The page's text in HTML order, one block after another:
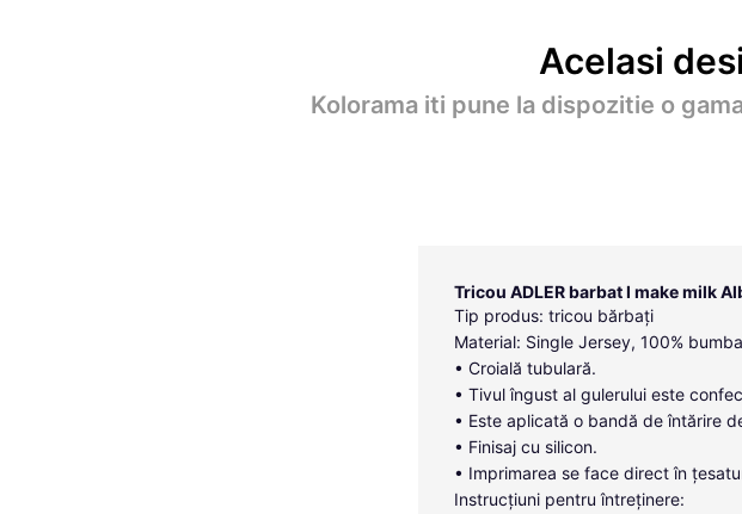
Acelasi
Kolorama iti pune la dispozitie o
Tricou ADLER barbat I make milk
Tip produs: tricou bărbați
Material: Single Jersey, 100%
• Croială tubulară.
• Tivul îngust al gulerului este
• Este aplicată o bandă de întărire
• Finisaj cu silicon.
• Imprimarea se face direct în
Instrucțiuni pentru întreținere: